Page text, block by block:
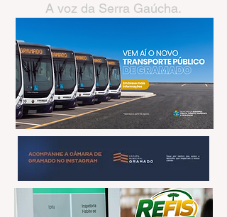
A voz da Serra Gaúcha.